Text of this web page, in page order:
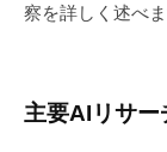
察を詳しく述べま
主要AIリサ